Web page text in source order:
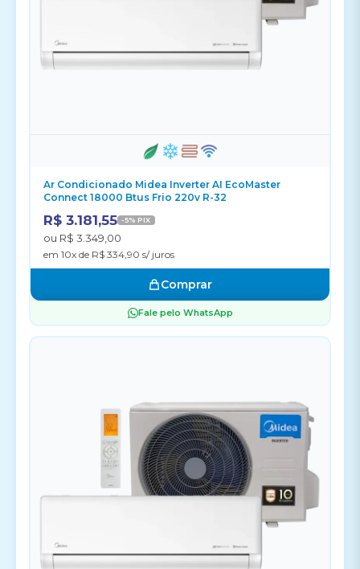
Ar Condicionado Midea Inverter AI EcoMaster
Connect 18000 Btus Frio 220v R-32
R$ 3.181,55 -5% PIX
ou R$ 3.349,00
em 10x de R$ 334,90 s/ juros
Comprar
Fale pelo WhatsApp